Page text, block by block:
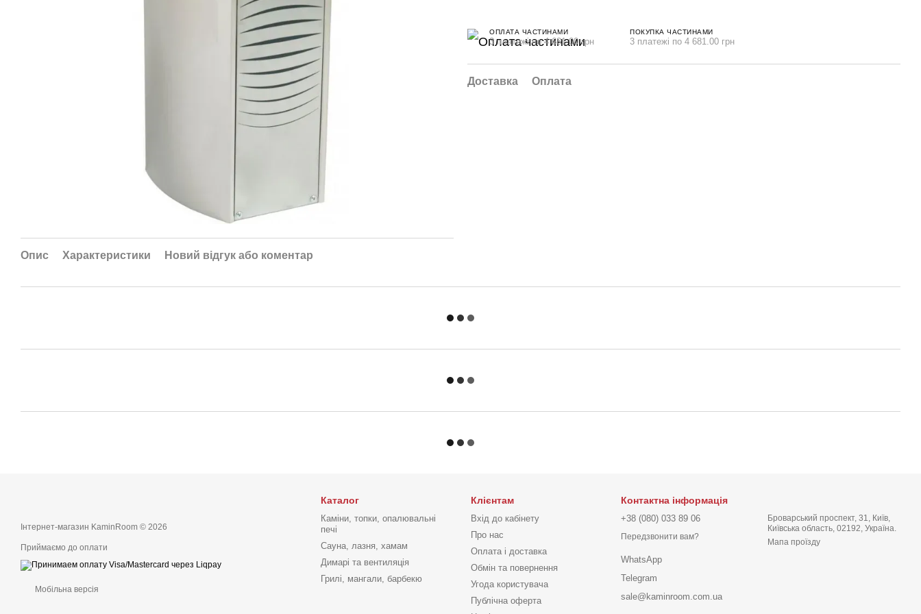
Опис Характеристики Новий відгук або коментар
ОПЛАТА ЧАСТИНАМИ
3 платежі по 4 681.00 грн
ПОКУПКА ЧАСТИНАМИ
3 платежі по 4 681.00 грн
Доставка Оплата
Інтернет-магазин KaminRoom © 2026
Приймаємо до оплати
Мобільна версія
Каталог
Каміни, топки, опалювальні
печі
Сауна, лазня, хамам
Димарі та вентиляція
Грилі, мангали, барбекю
Клієнтам
Вхід до кабінету
Про нас
Оплата і доставка
Обмін та повернення
Угода користувача
Публічна оферта
Контактна інформація
+38 (080) 033 89 06
Передзвонити вам?
WhatsApp
Telegram
sale@kaminroom.com.ua
Броварський проспект, 31, Київ,
Київська область, 02192, Україна.
Мапа проїзду